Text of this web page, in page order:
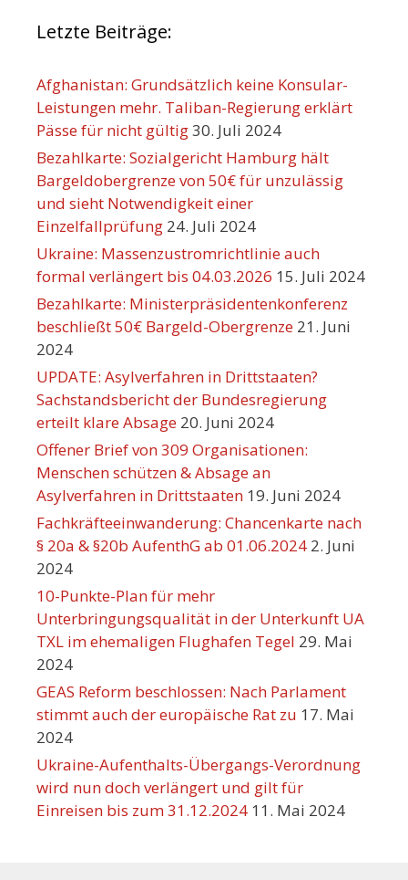
Letzte Beiträge:
Afghanistan: Grundsätzlich keine Konsular-
Leistungen mehr. Taliban-Regierung erklärt
Pässe für nicht gültig30. Juli 2024
Bezahlkarte: Sozialgericht Hamburg hält
Bargeldobergrenze von 50€ für unzulässig
und sieht Notwendigkeit einer
Einzelfallprüfung 24. Juli 2024
Ukraine: Massenzustromrichtlinie auch
formal verlängert bis 04.03.2026 15. Juli 2024
Bezahlkarte: Ministerpräsidentenkonferenz
beschließt 50€ Bargeld-Obergrenze 21. Juni
2024
UPDATE: Asylverfahren in Drittstaaten?
Sachstandsbericht der Bundesregierung
erteilt klare Absage 20. Juni 2024
Offener Brief von 309 Organisationen:
Menschen schützen & Absage an
Asylverfahren in Drittstaaten 19. Juni 2024
Fachkräfteeinwanderung: Chancenkarte nach
§ 20a & §20b AufenthG ab 01.06.2024 2. Juni
2024
10-Punkte-Plan für mehr
Unterbringungsqualität in der Unterkunft UA
TXL im ehemaligen Flughafen Tegel 29. Mai
2024
GEAS Reform beschlossen: Nach Parlament
stimmt auch der europäische Rat zu 17. Mai
2024
Ukraine-Aufenthalts-Übergangs-Verordnung
wird nun doch verlängert und gilt für
Einreisen bis zum 31.12.2024 11. Mai 2024